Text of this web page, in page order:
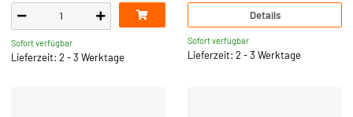
Sofort verfügbar
Lieferzeit: 2 - 3 Werktage
Details
Sofort verfügbar
Lieferzeit: 2 - 3 Werktage